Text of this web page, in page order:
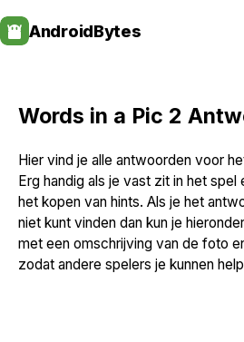
to
content
AndroidBytes
Words in a Pic 2
Hier vind je alle antwoorden voor
Erg handig als je vast zit in het
het kopen van hints. Als je het
niet kunt vinden dan kun je
met een omschrijving van de foto
zodat andere spelers je kunnen